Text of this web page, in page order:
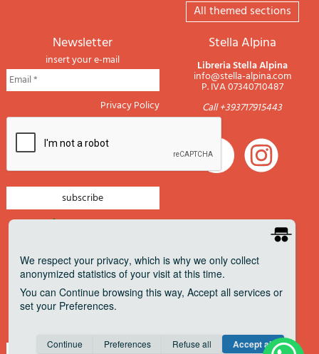
All themed sections
newsletter
insert your e-mail
Privacy Policy
newsletter travels
newsletter military
Stella Alpina
Libreria Stella Alpina
info@stella-alpina.com
P. IVA 07340710487
Call +393717915443
We respect your privacy, which is why we only collect
anonymized statistics of your visit at this time.
You can Continue browsing this way, Accept all services or
set your Preferences.
Consent cookie learn more
Continue Preferences Refuse all Accept all
Anonymous Invisible Save